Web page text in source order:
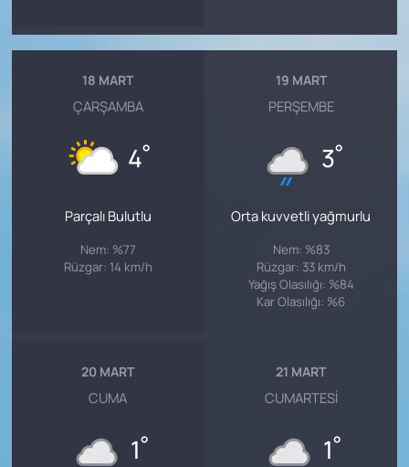
18 MART
ÇARŞAMBA
4°
Parçalı Bulutlu
Nem: %77
Rüzgar: 14 km/h
19 MART
PERŞEMBE
3°
Orta kuvvetli yağmurlu
Nem: %83
Rüzgar: 33 km/h
Yağış Olasılığı: %84
Kar Olasılığı: %6
20 MART
CUMA
1°
21 MART
CUMARTESI
1°